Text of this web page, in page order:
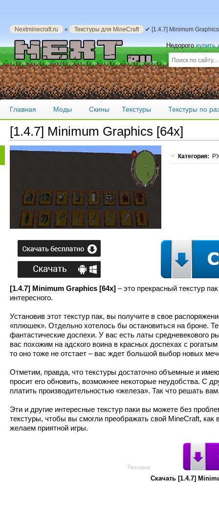
Nextminecraft.ru » Текстуры для MineCraft ✔ [1.4.7] Minimum
Недорогокупить
Главная Моды Скины Текстуры Текстуры по
[1.4.7] Minimum Graphics [64x]
Категория:
[1.4.7] Minimum Graphics [64x] – это прекрасный текстур
интересного.
Установив этот текстур пак, вы получите в свое
«плюшек». Отдельно хотелось бы остановиться на броне.
фантастические доспехи. У вас есть латы
вас похожим на адского воина в красных доспехах с
то оно тоже не отстает – вас ждет большой выбор новых
Отметим, правда, что текстуры достаточно объемные и
просит его обновить, возможнее некоторые неудобства. С
платить производительностью «железа». Так что решать
Эти и другие интересные текстур паки вы можете без
текстуры, чтобы вы смогли преображать свой MineCraft,
желаем приятной игры.
Скачать [1.4.7]